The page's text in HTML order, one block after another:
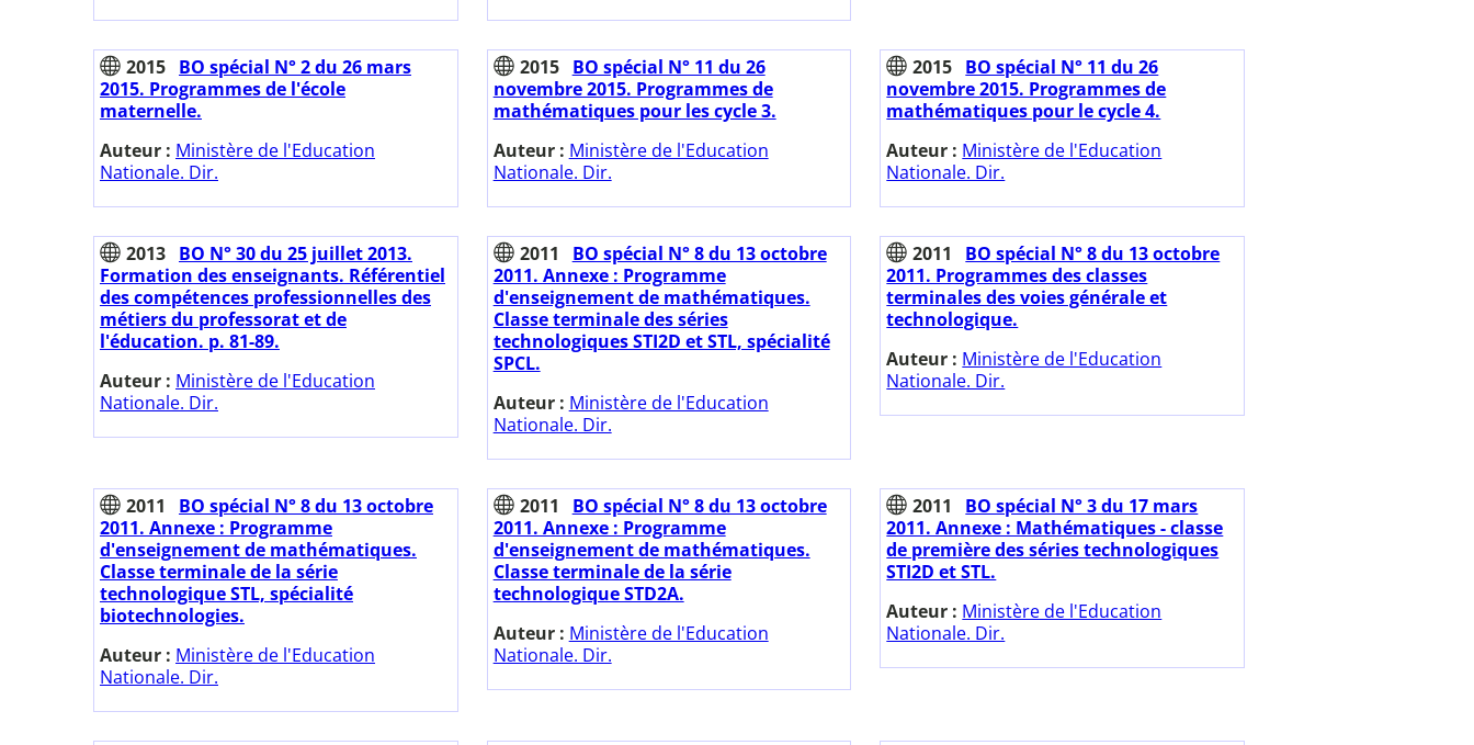
2015 BO spécial N° 2 du 26 mars
2015. Programmes de l'école
maternelle.
Auteur : Ministère de l'Education
Nationale. Dir.
2015
BO spécial N° 11 du 26
novembre 2015. Programmes de
mathématiques pour les cycle 3.
Auteur : Ministère de l'Education
Nationale. Dir.
2015 BO spécial N° 11 du 26
novembre 2015. Programmes de
mathématiques pour le cycle 4.
Auteur : Ministère de l'Education
Nationale. Dir.
2013 BO N° 30 du 25 juillet 2013.
Formation des enseignants. Référentiel
des compétences professionnelles des
métiers du professorat et de
l'éducation. p. 81-89.
Auteur : Ministère de l'Education
Nationale. Dir.
2011
BO spécial N° 8 du 13 octobre
2011. Annexe : Programme
d'enseignement de mathématiques.
Classe terminale des séries
technologiques STI2D et STL, spécialité
SPCL.
Auteur : Ministère de l'Education
Nationale. Dir.
2011
BO spécial N° 8 du 13 octobre
2011. Programmes des classes
terminales des voies générale et
technologique.
Auteur : Ministère de l'Education
Nationale. Dir.
2011
BO spécial N° 8 du 13 octobre
2011. Annexe : Programme
d'enseignement de mathématiques.
Classe terminale de la série
technologique STL, spécialité
biotechnologies.
Auteur : Ministère de l'Education
Nationale. Dir.
2011
BO spécial N° 8 du 13 octobre
2011. Annexe : Programme
d'enseignement de mathématiques.
Classe terminale de la série
technologique STD2A.
Auteur : Ministère de l'Education
Nationale. Dir.
2011
BO spécial N° 3 du 17 mars
2011. Annexe : Mathématiques - classe
de première des séries technologiques
STI2D et STL.
Auteur : Ministère de l'Education
Nationale. Dir.